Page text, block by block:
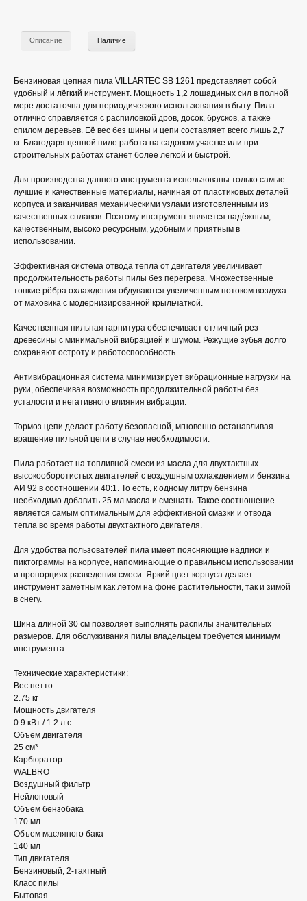
Описание Наличие
Бензиновая цепная пила VILLARTEC SB 1261 представляет собой
удобный и лёгкий инструмент. Мощность 1,2 лошадиных сил в полной
мере достаточна для периодического использования в быту. Пила
отлично справляется с распиловкой дров, досок, брусков, а также
спилом деревьев. Её вес без шины и цепи составляет всего лишь 2,7
кг. Благодаря цепной пиле работа на садовом участке или при
строительных работах станет более легкой и быстрой.
Для производства данного инструмента использованы только самые
лучшие и качественные материалы, начиная от пластиковых деталей
корпуса и заканчивая механическими узлами изготовленными из
качественных сплавов. Поэтому инструмент является надёжным,
качественным, высоко ресурсным, удобным и приятным в
использовании.
Эффективная система отвода тепла от двигателя увеличивает
продолжительность работы пилы без перегрева. Множественные
тонкие рёбра охлаждения обдуваются увеличенным потоком воздуха
от маховика с модернизированной крыльчаткой.
Качественная пильная гарнитура обеспечивает отличный рез
древесины с минимальной вибрацией и шумом. Режущие зубья долго
сохраняют остроту и работоспособность.
Антивибрационная система минимизирует вибрационные нагрузки на
руки, обеспечивая возможность продолжительной работы без
усталости и негативного влияния вибрации.
Тормоз цепи делает работу безопасной, мгновенно останавливая
вращение пильной цепи в случае необходимости.
Пила работает на топливной смеси из масла для двухтактных
высокооборотистых двигателей с воздушным охлаждением и бензина
АИ 92 в соотношении 40:1. То есть, к одному литру бензина
необходимо добавить 25 мл масла и смешать. Такое соотношение
является самым оптимальным для эффективной смазки и отвода
тепла во время работы двухтактного двигателя.
Для удобства пользователей пила имеет поясняющие надписи и
пиктограммы на корпусе, напоминающие о правильном использовании
и пропорциях разведения смеси. Яркий цвет корпуса делает
инструмент заметным как летом на фоне растительности, так и зимой
в снегу.
Шина длиной 30 см позволяет выполнять распилы значительных
размеров. Для обслуживания пилы владельцем требуется минимум
инструмента.
Технические характеристики:
Вес нетто
2.75 кг
Мощность двигателя
0.9 кВт / 1.2 л.с.
Объем двигателя
25 см³
Карбюратор
WALBRO
Воздушный фильтр
Нейлоновый
Объем бензобака
170 мл
Объем масляного бака
140 мл
Тип двигателя
Бензиновый, 2-тактный
Класс пилы
Бытовая